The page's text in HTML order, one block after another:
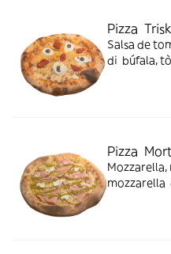
Pizza
Salsa de
di búfala,
Pizza
mozzarella